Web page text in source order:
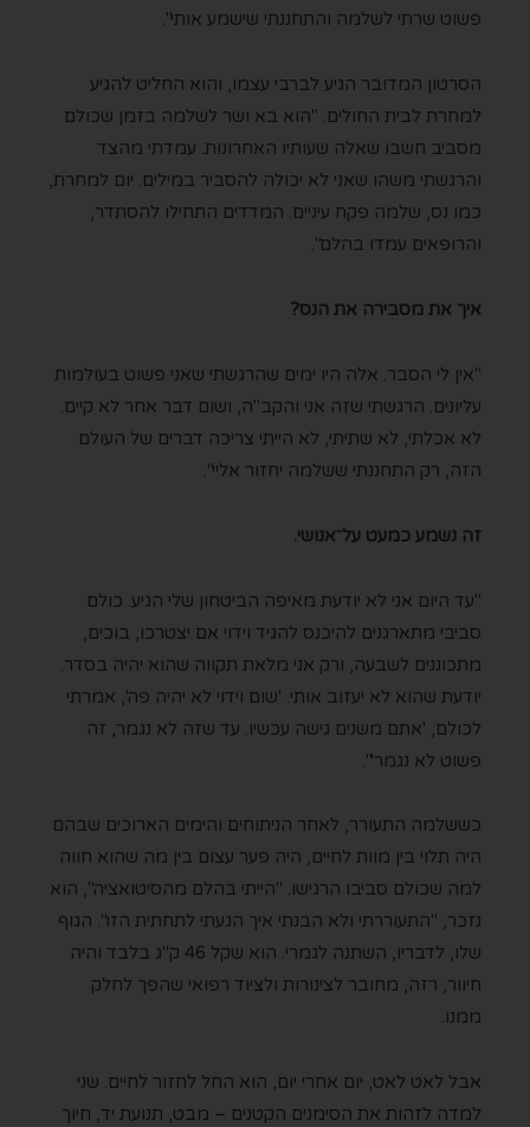
פשוט שרתי לשלמה והתחננתי שישמע אותי".
הסרטון המדובר הגיע לברבי עצמו, והוא החליט להגיע
למחרת לבית החולים. "הוא בא ושר לשלמה בזמן שכולם
מסביב חשבו שאלה שעותיו האחרונות. עמדתי מהצד
והרגשתי משהו שאני לא יכולה להסביר במילים. יום למחרת,
כמו נס, שלמה פקח עיניים. המדדים התחילו להסתדר,
והרופאים עמדו בהלם".
איך את מסבירה את הנס?
"אין לי הסבר. אלה היו ימים שהרגשתי שאני פשוט בעולמות
עליונים. הרגשתי שזה אני והקב"ה, ושום דבר אחר לא קיים.
לא אכלתי, לא שתיתי, לא הייתי צריכה דברים של העולם
הזה, רק התחננתי ששלמה יחזור אליי".
זה נשמע כמעט על־אנושי.
"עד היום אני לא יודעת מאיפה הביטחון שלי הגיע. כולם
סביבי מתארגנים להיכנס להגיד וידוי אם יצטרכו, בוכים,
מתכוננים לשבעה, ורק אני מלאת תקווה שהוא יהיה בסדר.
יודעת שהוא לא יעזוב אותי. 'שום וידוי לא יהיה פה', אמרתי
לכולם, 'אתם משנים גישה עכשיו. עד שזה לא נגמר, זה
פשוט לא נגמר'".
כששלמה התעורר, לאחר הניתוחים והימים הארוכים שבהם
היה תלוי בין מוות לחיים, היה פער עצום בין מה שהוא חווה
למה שכולם סביבו הרגישו. "הייתי בהלם מהסיטואציה", הוא
נזכר, "התעוררתי ולא הבנתי איך הגעתי לתחתית הזו". הגוף
שלו, לדבריו, השתנה לגמרי. הוא שקל 46 ק"ג בלבד והיה
חיוור, רזה, מחובר לצינורות ולציוד רפואי שהפך לחלק
ממנו.
אבל לאט לאט, יום אחרי יום, הוא החל לחזור לחיים. שני
למדה לזהות את הסימנים הקטנים – מבט, תנועת יד, חיוך